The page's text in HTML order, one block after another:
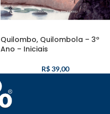
Quilombo, Quilombola – 3º
Ano – Iniciais
R$39,00